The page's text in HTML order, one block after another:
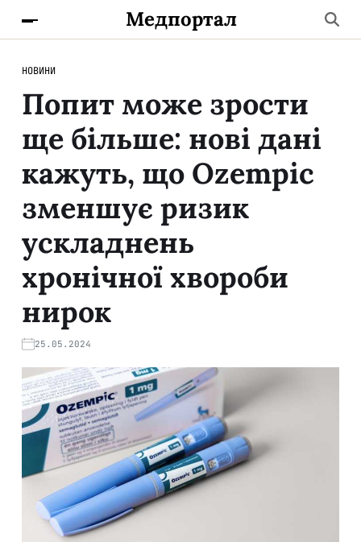
Медпортал
НОВИНИ
Попит може зрости
ще більше: нові дані
кажуть, що Ozempic
зменшує ризик
ускладнень
хронічної хвороби
нирок
25.05.2024